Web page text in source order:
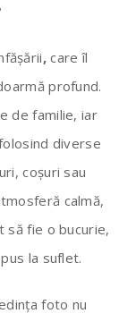
,care îl
profund.
de familie, iar
diverse
coșuri sau
calmă,
să fie o bucurie,
la suflet.
foto nu